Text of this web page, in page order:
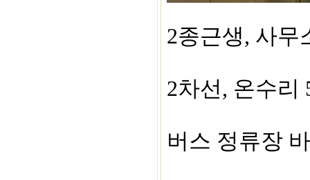
​2종근생, 사무
2차선, 온수리
버스 정류장